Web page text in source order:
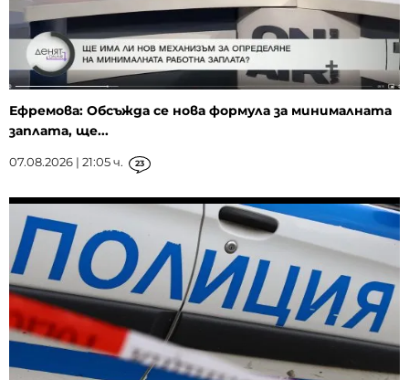
Ефремова: Обсъжда се нова формула за минималната
заплата, ще...
07.08.2026 | 21:05 ч. 23